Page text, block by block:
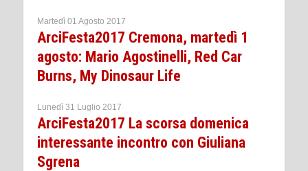
Martedì 01 Agosto 2017
ArciFesta2017 Cremona, martedì 1
agosto: Mario Agostinelli, Red Car
Burns, My Dinosaur Life
Lunedì 31 Luglio 2017
ArciFesta2017 La scorsa domenica
interessante incontro con Giuliana
Sgrena